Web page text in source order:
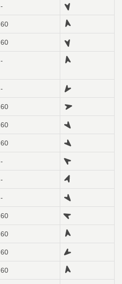
-
60
60
-
-
60
60
60
-
-
-
60
60
60
60